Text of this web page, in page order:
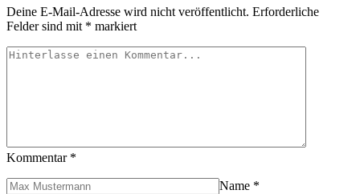
4
2024
Deine E-Mail-Adresse wird nicht veröffentlicht. Erforderliche
Felder sind mit * markiert
Kommentar *
Name *